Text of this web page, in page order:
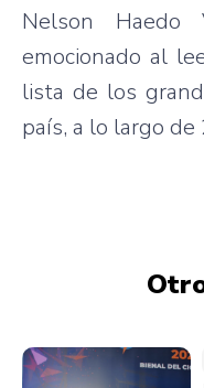
Nelson Haedo
emocionado al
lista de los
país, a lo largo